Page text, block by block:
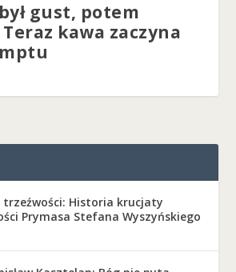
gust, potem
kawa zaczyna
trzeźwości: Historia krucjaty
Prymasa Stefana Wyszyńskiego